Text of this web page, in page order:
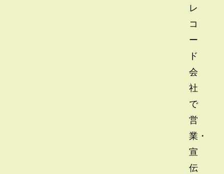
レ
コ
ー
ド
会
社
で
営
業・
宣
伝